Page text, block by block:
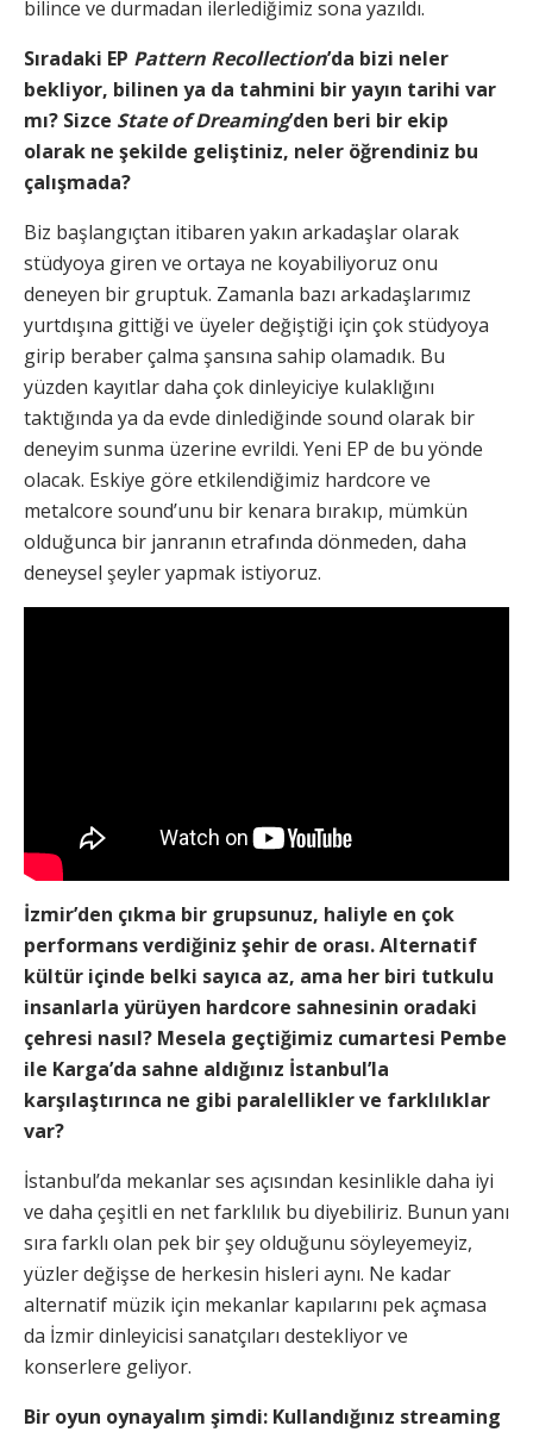
bilince ve durmadan ilerlediğimiz sona yazıldı.
Sıradaki EP Pattern Recollection’da bizi neler
bekliyor, bilinen ya da tahmini bir yayın tarihi var
mı? Sizce State of Dreaming’den beri bir ekip
olarak ne şekilde geliştiniz, neler öğrendiniz bu
çalışmada?
Biz başlangıçtan itibaren yakın arkadaşlar olarak
stüdyoya giren ve ortaya ne koyabiliyoruz onu
deneyen bir gruptuk. Zamanla bazı arkadaşlarımız
yurtdışına gittiği ve üyeler değiştiği için çok stüdyoya
girip beraber çalma şansına sahip olamadık. Bu
yüzden kayıtlar daha çok dinleyiciye kulaklığını
taktığında ya da evde dinlediğinde sound olarak bir
deneyim sunma üzerine evrildi. Yeni EP de bu yönde
olacak. Eskiye göre etkilendiğimiz hardcore ve
metalcore sound’unu bir kenara bırakıp, mümkün
olduğunca bir janranın etrafında dönmeden, daha
deneysel şeyler yapmak istiyoruz.
İzmir’den çıkma bir grupsunuz, haliyle en çok
performans verdiğiniz şehir de orası. Alternatif
kültür içinde belki sayıca az, ama her biri tutkulu
insanlarla yürüyen hardcore sahnesinin oradaki
çehresi nasıl? Mesela geçtiğimiz cumartesi Pembe
ile Karga’da sahne aldığınız İstanbul’la
karşılaştırınca ne gibi paralellikler ve farklılıklar
var?
İstanbul’da mekanlar ses açısından kesinlikle daha iyi
ve daha çeşitli en net farklılık bu diyebiliriz. Bunun yanı
sıra farklı olan pek bir şey olduğunu söyleyemeyiz,
yüzler değişse de herkesin hisleri aynı. Ne kadar
alternatif müzik için mekanlar kapılarını pek açmasa
da İzmir dinleyicisi sanatçıları destekliyor ve
konserlere geliyor.
Bir oyun oynayalım şimdi: Kullandığınız streaming